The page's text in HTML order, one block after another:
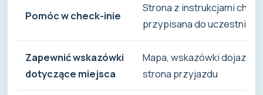
Pomóc w check-inie
Strona z instrukcjami
przypisana do uczestnika
Zapewnić wskazówki
dotyczące miejsca
Mapa, wskazówki
strona przyjazdu